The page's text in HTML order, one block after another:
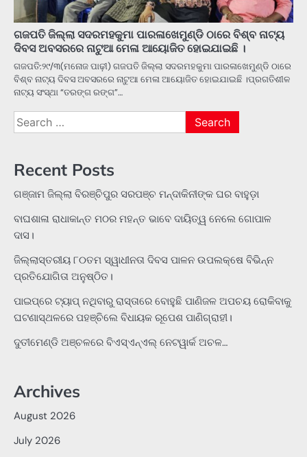
ଗଜପତି ଜିଲ୍ଲା ସଦରମହକୁମା ପାରଳାଖେମୁଣ୍ଡି ଠାରେ ବିଶ୍ବ ନାଟ୍ୟ
ଦିବସ ଅବସରରେ ନାଟୁଆ ମେଳା ଆୟୋଜିତ ହୋଇଯାଇଛି ।
ଗଜପତି:୨୯/୩(ମନୋଜ ପାଢ଼ୀ) ଗଜପତି ଜିଲ୍ଲା ସଦରମହକୁମା ପାରଳାଖେମୁଣ୍ଡି ଠାରେ
ବିଶ୍ବ ନାଟ୍ୟ ଦିବସ ଅବସରରେ ନାଟୁଆ ମେଳା ଆୟୋଜିତ ହୋଇଯାଇଛି ।ପ୍ରଗତିଶୀଳ
ନାଟ୍ୟ ସଂସ୍ଥା “ତରଙ୍ଗ ରଙ୍ଗ”…
Search
for:
Recent Posts
ଗଞ୍ଜାମ ଜିଲ୍ଲା ବିରଞ୍ଚିପୁର ସରପଞ୍ଚ ମନ୍ଦାକିନୀଙ୍କ ଘର ବାହୁଡ଼ା
ବାଘଶାଳା ରାଧାକାନ୍ତ ମଠର ମହନ୍ତ ଭାବେ ଦାୟିତ୍ୱ ନେଲେ ଗୋପାଳ
ଦାସ।
ଜିଲ୍ଲାସ୍ତରୀୟ ୮୦ତମ ସ୍ୱାଧୀନତା ଦିବସ ପାଳନ ଉପଲକ୍ଷେ ବିଭିନ୍ନ
ପ୍ରତିଯୋଗିତା ଅନୁଷ୍ଠିତ।
ପାଇପ୍‌ରେ ଟ୍ୟାପ୍‌ ନଥିବାରୁ ରାସ୍ତାରେ ବୋହୁଛି ପାଣିଜଳ ଅପଚୟ ରୋକିବାକୁ
ଘଟଣାସ୍ଥଳରେ ପହଞ୍ଚିଲେ ବିଧାୟକ ରୂପେଶ ପାଣିଗ୍ରାହୀ।
ଦୁତୀମେଣ୍ଡି ଅଞ୍ଚଳରେ ବିଏସ୍‌ଏନ୍‌ଏଲ୍‌ ନେଟୱାର୍କ ଅଚଳ…
Archives
August 2026
July 2026